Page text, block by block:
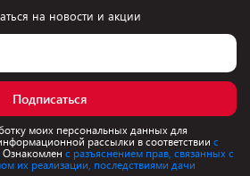
на новости и акции
Подписаться
моих персональных данных для
рассылки в соответствии с
Ознакомлен с разъяснением прав, связанных с
их реализации, последствиями дачи